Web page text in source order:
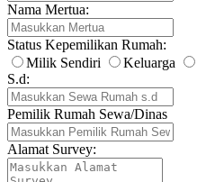
Nama Mertua:
Status Kepemilikan Rumah:
Milik Sendiri
Keluarga
S.d:
Pemilik Rumah Sewa/Dinas
Alamat Survey: